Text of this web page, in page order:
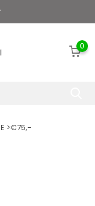
0
>€75,-